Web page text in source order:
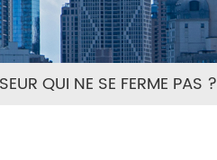
QUI NE SE FERME PAS ?